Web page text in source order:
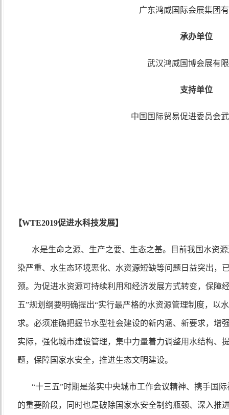
广东鸿威国际会展集团
承办单位
武汉鸿威国博会展有
支持单位
中国国际贸易促进委员会
【WTE2019促进水科技发展】
水是生命之源、生产之要、生态之基。目前我国水资
染严重、水生态环境恶化、水资源短缺等问题日益突出，
颈。为促进水资源可持续利用和经济发展方式转变，保障
五”规划纲要明确提出“实行最严格的水资源管理制度，以
求。必须准确把握节水型社会建设的新内涵、新要求，增
实际，强化城市建设管理，集中力量着力调整用水结构、
题，保障国家水安全，推进生态文明建设。
“十三五”时期是落实中央城市工作会议精神、携手国
的重要阶段，同时也是破除国家水安全制约瓶颈、深入推